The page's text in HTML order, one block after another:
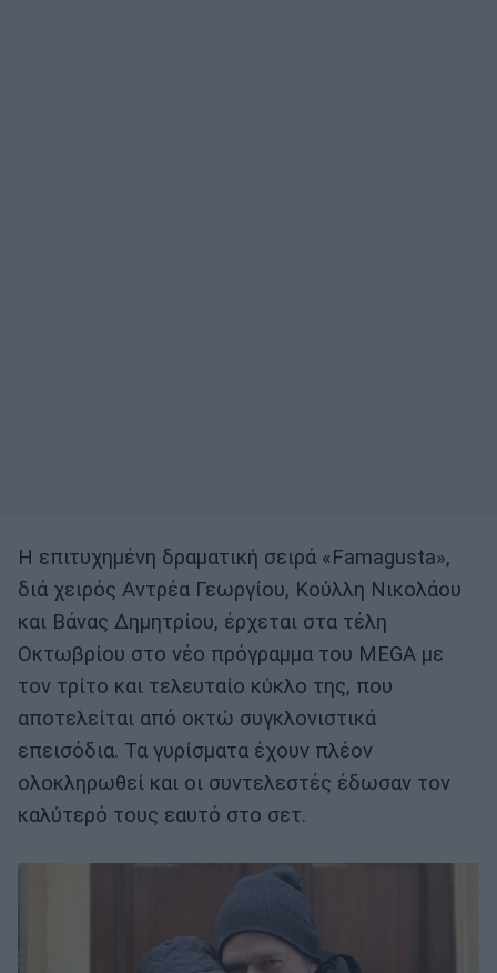
Η επιτυχημένη δραματική σειρά «Famagusta»,
διά χειρός Αντρέα Γεωργίου, Κούλλη Νικολάου
και Βάνας Δημητρίου, έρχεται στα τέλη
Οκτωβρίου στο νέο πρόγραμμα του MEGA με
τον τρίτο και τελευταίο κύκλο της, που
αποτελείται από οκτώ συγκλονιστικά
επεισόδια. Τα γυρίσματα έχουν πλέον
ολοκληρωθεί και οι συντελεστές έδωσαν τον
καλύτερό τους εαυτό στο σετ.